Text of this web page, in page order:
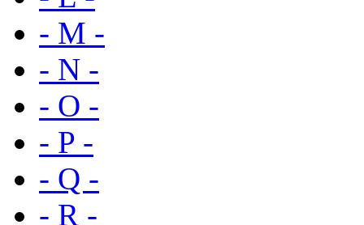
- M -
- N -
- O -
- P -
- Q -
- R -